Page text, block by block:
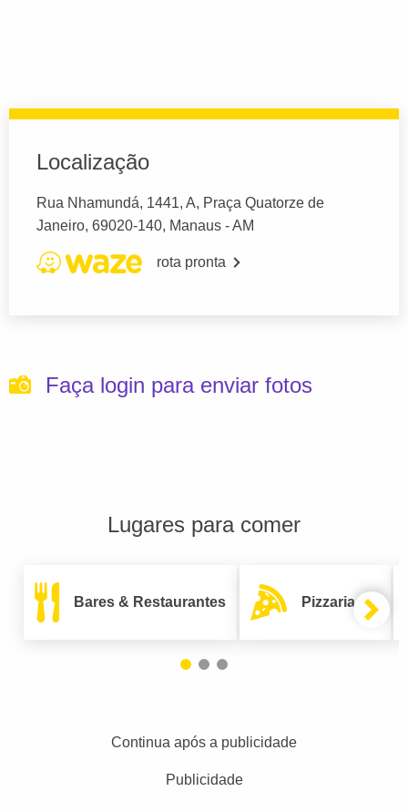
Localização
Rua Nhamundá, 1441, A, Praça Quatorze de
Janeiro, 69020-140, Manaus - AM
rota pronta
Faça login para enviar fotos
Lugares para comer
Bares & Restaurantes Pizzarias
Continua após a publicidade
Publicidade